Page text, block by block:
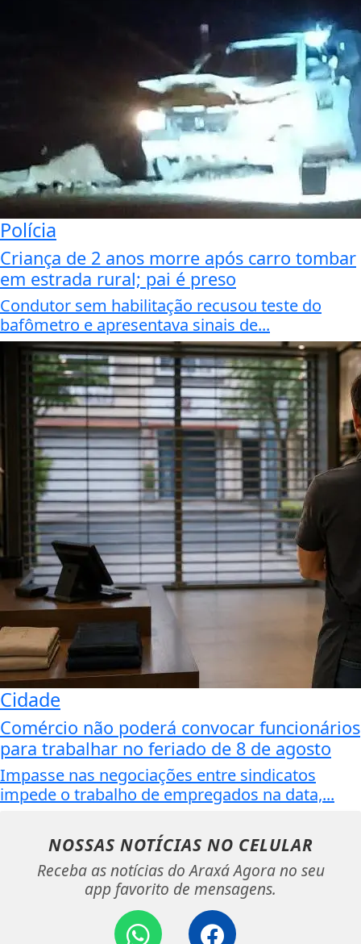
Polícia
Criança de 2 anos morre após carro tombar
em estrada rural; pai é preso
Condutor sem habilitação recusou teste do
bafômetro e apresentava sinais de...
Cidade
Comércio não poderá convocar funcionários
para trabalhar no feriado de 8 de agosto
Impasse nas negociações entre sindicatos
impede o trabalho de empregados na data,...
NOSSAS NOTÍCIAS NO CELULAR
Receba as notícias do Araxá Agora no seu
app favorito de mensagens.